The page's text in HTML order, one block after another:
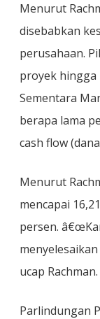
Menurut
disebabkan
perusahaan.
proyek hingga
Sementara
berapa lama
cash flow
Menurut
mencapai
persen.
ucap Rachman.
Parlindungan